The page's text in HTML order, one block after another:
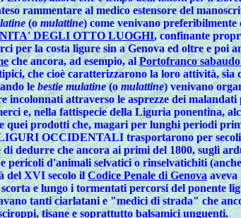
rammentare al medico estensore del
(o mulattine) come venivano
DEGLI OTTO LUOGHI, confinante
la costa ligure sin a Genova ed oltre e poi
che ancora, ad esempio, alPortofranco
, che cioè caratterizzarono la loro attività, sia
le bestie mulatine(o mulattine) venivano
attraverso le asprezze dei
e, nella fattispecie della Liguria ponentina,
quei prodotti che, magari per lunghi periodi
OCCIDENTALI trasportarono per secoli
dedurre che ancora ai primi del 1800, sugli
pericoli d'animali selvatici o rinselvatichiti
del XVI secolo ilCodice Penale di Genova aveva
e lungo i tormentati percorsi del ponente
tanti ciarlatani e "medici di strada" che
tisane e soprattutto balsamici unguenti.